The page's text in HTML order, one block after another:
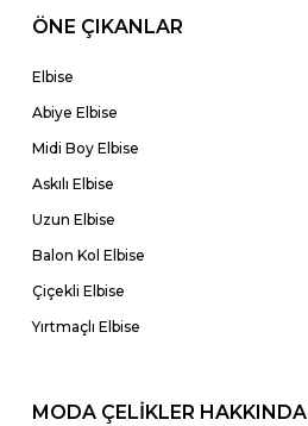
ÖNE ÇIKANLAR
Elbise
Abiye Elbise
Midi Boy Elbise
Askılı Elbise
Uzun Elbise
Balon Kol Elbise
Çiçekli Elbise
Yırtmaçlı Elbise
MODA ÇELİKLER HAKKINDA